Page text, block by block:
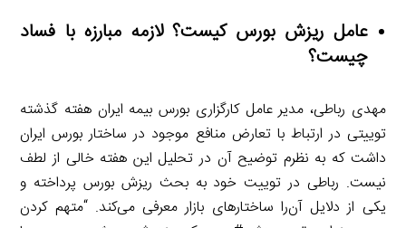
عامل ریزش بورس کیست؟ لازمه مبارزه با فساد
چیست؟
مهدی رباطی، مدیر عامل کارگزاری بورس بیمه ایران هفته گذشته
توییتی در ارتباط با تعارض منافع موجود در ساختار بورس ایران
داشت که به نظرم توضیح آن در تحلیل این هفته خالی از لطف
نیست. رباطی در توییت خود به بحث ریزش بورس پرداخته و
یکی از دلایل آن‌را ساختارهای بازار معرفی می‌کند. “متهم کردن